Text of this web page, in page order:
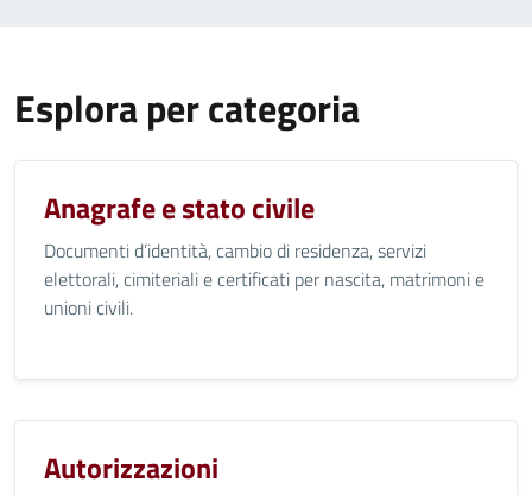
Esplora per categoria
Anagrafe e stato civile
Documenti d’identità, cambio di residenza, servizi
elettorali, cimiteriali e certificati per nascita, matrimoni e
unioni civili.
Autorizzazioni